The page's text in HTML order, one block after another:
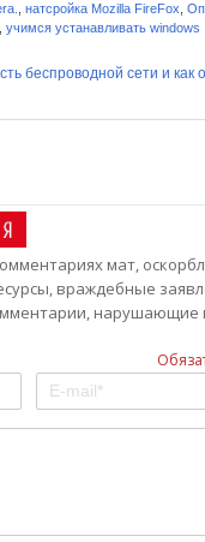
натсройка Mozilla FireFox
учимся устанавливать windows
беспроводной сети и как
мат,
враждебные
нарушающие